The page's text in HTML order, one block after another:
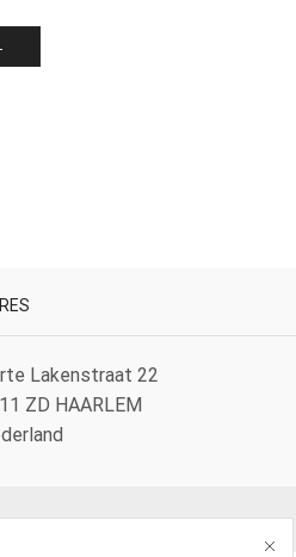
Lakenstraat 22
ZD HAARLEM